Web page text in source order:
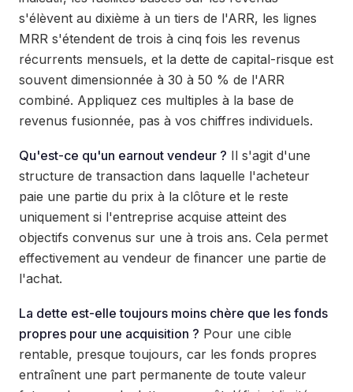
s'élèvent au dixième à un tiers de l'ARR, les lignes
MRR s'étendent de trois à cinq fois les revenus
récurrents mensuels, et la dette de capital-risque est
souvent dimensionnée à 30 à 50 % de l'ARR
combiné. Appliquez ces multiples à la base de
revenus fusionnée, pas à vos chiffres individuels.
Qu'est-ce qu'un earnout vendeur ? Il s'agit d'une
structure de transaction dans laquelle l'acheteur
paie une partie du prix à la clôture et le reste
uniquement si l'entreprise acquise atteint des
objectifs convenus sur une à trois ans. Cela permet
effectivement au vendeur de financer une partie de
l'achat.
La dette est-elle toujours moins chère que les fonds
propres pour une acquisition ? Pour une cible
rentable, presque toujours, car les fonds propres
entraînent une part permanente de toute valeur